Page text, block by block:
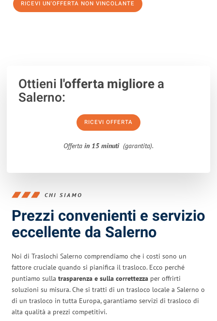
RICEVI UN'OFFERTA NON VINCOLANTE
Ottieni l'offerta migliorea
Salerno:
RICEVI OFFERTA
Offerta in 15 minuti (garantita).
CHI SIAMO
Prezzi convenienti e servizio
eccellente da Salerno
Noi di Traslochi Salerno comprendiamo che i costi sono un
fattore cruciale quando si pianifica il trasloco. Ecco perché
puntiamo sulla trasparenza e sulla correttezza per offrirti
soluzioni su misura. Che si tratti di un trasloco locale a Salerno o
di un trasloco in tutta Europa, garantiamo servizi di trasloco di
alta qualità a prezzi competitivi.